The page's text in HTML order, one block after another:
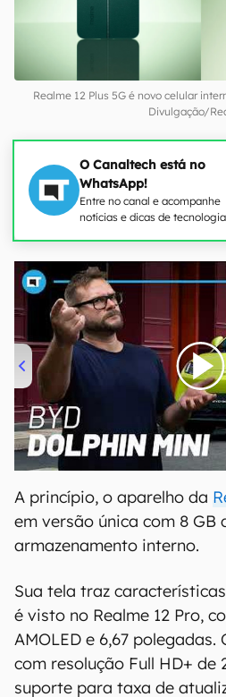
Realme 12 Plus 5G é novo celular
Divulgação/
O Canaltech está no
WhatsApp!
Entre no canal e acompanhe
notícias e dicas de tecnologia
00:00/04:07
A princípio, o aparelho da
em versão única com 8 GB
armazenamento interno.
Sua tela traz
é visto no Realme 12 Pro,
AMOLED e 6,67
com resolução Full HD+ de
suporte para taxa de